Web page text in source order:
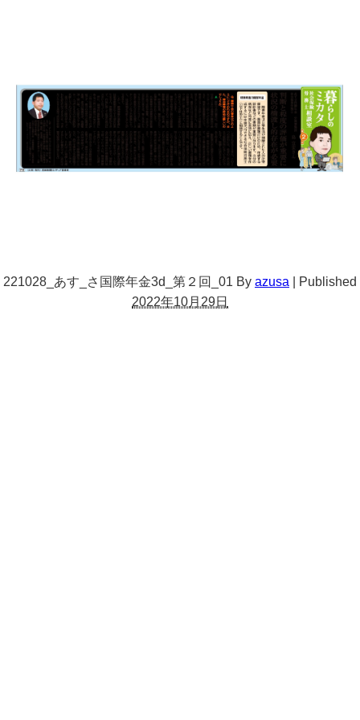
221028_あす_さ国際年金3d_第２回_01 By azusa
Published
2022年10月29日